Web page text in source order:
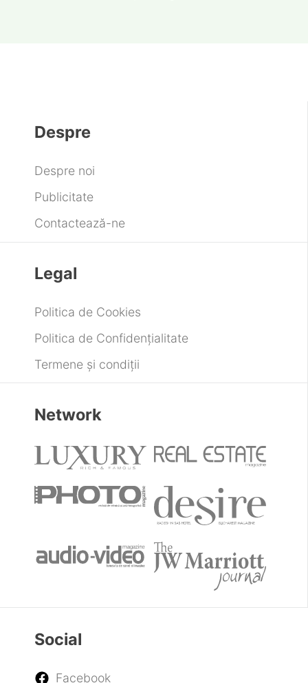
Despre
Despre noi
Publicitate
Contactează-ne
Legal
Politica de Cookies
Politica de Confidențialitate
Termene și condiții
Network
Social
Facebook